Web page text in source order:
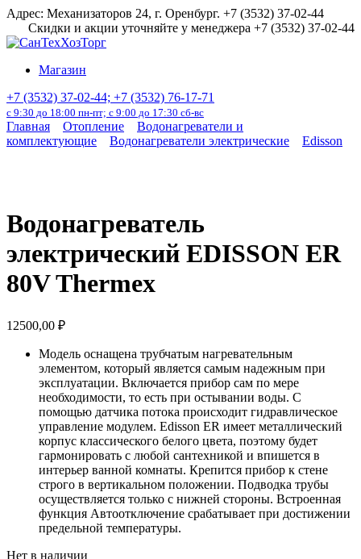
Перейти
содержанию
Адрес: Механизаторов 24, г. Оренбург. +7 (3532) 37-02-44
Скидки и акции уточняйте у менеджера +7 (3532) 37-02-44
Магазин
+7 (3532) 37-02-44; +7 (3532) 76-17-71
с 9:30 до 18:00 пн-пт; с 9:00 до 17:30 сб-вс
Главная Отопление
Водонагреватели и
комплектующие
Водонагреватели электрические Edisson
Водонагреватель
электрический EDISSON ER
80V Thermex
12500,00 ₽
Модель оснащена трубчатым нагревательным
элементом, который является самым надежным при
эксплуатации. Включается прибор сам по мере
необходимости, то есть при остывании воды. С
помощью датчика потока происходит гидравлическое
управление модулем. Edisson ER имеет металлический
корпус классического белого цвета, поэтому будет
гармонировать с любой сантехникой и впишется в
интерьер ванной комнаты. Крепится прибор к стене
строго в вертикальном положении. Подводка трубы
осуществляется только с нижней стороны. Встроенная
функция Автоотключение срабатывает при достижении
предельной температуры.
Нет в наличии